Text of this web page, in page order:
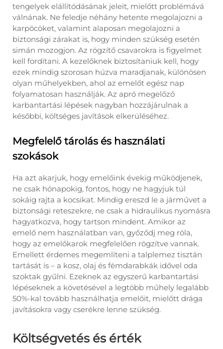
tengelyek elállítódásának jeleit, mielőtt problémává
válnának. Ne feledje néhány hetente megolajozni a
karpöcöket, valamint alaposan megolajozni a
biztonsági zárakat is, hogy minden szükség esetén
simán mozogjon. Az rögzítő csavarokra is figyelmet
kell fordítani. A kezelőknek biztosítaniuk kell, hogy
ezek mindig szorosan húzva maradjanak, különösen
olyan műhelyekben, ahol az emelőt egész nap
folyamatosan használják. Az apró megelőző
karbantartási lépések nagyban hozzájárulnak a
későbbi, költséges javítások elkerüléséhez.
Megfelelő tárolás és használati
szokások
Ha azt akarjuk, hogy emelőink évekig működjenek,
ne csak hónapokig, fontos, hogy ne hagyjuk túl
sokáig rajta a kocsikat. Mindig ereszd le a járművet a
biztonsági reteszekre, ne csak a hidraulikus nyomásra
hagyatkozva, hogy tartson mindent. Amikor az
emelő nem használatban van, győződj meg róla,
hogy az emelőkarok megfelelően rögzítve vannak.
Emellett érdemes megemlíteni a talplemez tisztán
tartását is – a kosz, olaj és fémdarabkák idővel oda
szoktak gyűlni. Ezeknek az egyszerű karbantartási
lépéseknek a követésével a legtöbb műhely legalább
50%-kal tovább használhatja emelőit, mielőtt drága
javításokra vagy cserékre lenne szükség.
Költségvetés és érték